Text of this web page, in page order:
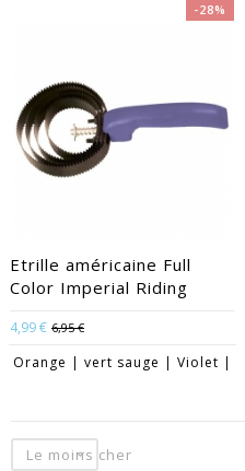
-28%
Etrille américaine Full
Color Imperial Riding
4,99 € 6,95 €
Orange | vert sauge | Violet |
Le moins cher